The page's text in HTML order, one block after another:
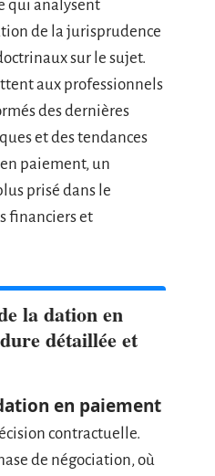
qui analysent
de la jurisprudence
sur le sujet.
aux professionnels
des dernières
et des tendances
paiement, un
prisé dans le
financiers et
la dation en
détaillée et
en paiement
contractuelle.
de négociation, où